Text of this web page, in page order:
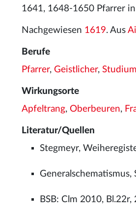
1641, 1648-1650 Pfarrer
Nachgewiesen 1619. Aus
Berufe
Pfarrer, Geistlicher, Studium
Wirkungsorte
Apfeltrang, Oberbeuren,
Literatur/Quellen
Stegmeyr,
BSB: Clm 2010, Bl.22r,